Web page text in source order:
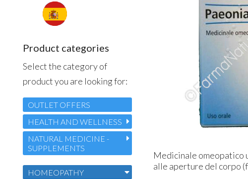
Medicinale omeopatico
alle aperture del corpo
Product categories
Select the category of
product you are looking for:
OUTLET OFFERS
HEALTH AND WELLNESS
NATURAL MEDICINE -
SUPPLEMENTS
HOMEOPATHY